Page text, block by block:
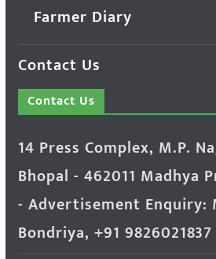
Farmer Diary
Contact Us
Contact Us
14 Press Complex, M.P.
Bhopal - 462011 Madhya
- Advertisement Enquiry:
Bondriya, +91 9826021837